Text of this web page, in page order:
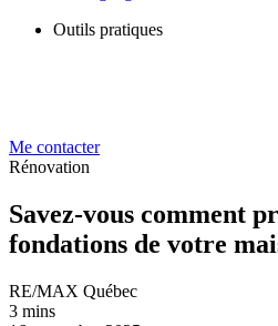
Outils pratiques
Me contacter
Rénovation
Savez-vous comment
fondations de votre
RE/MAX Québec
3 mins